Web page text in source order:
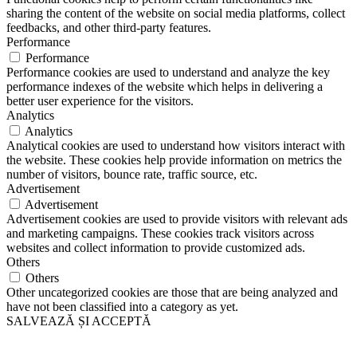
sharing the content of the website on social media platforms, collect
feedbacks, and other third-party features.
Performance
Performance
Performance cookies are used to understand and analyze the key
performance indexes of the website which helps in delivering a
better user experience for the visitors.
Analytics
Analytics
Analytical cookies are used to understand how visitors interact with
the website. These cookies help provide information on metrics the
number of visitors, bounce rate, traffic source, etc.
Advertisement
Advertisement
Advertisement cookies are used to provide visitors with relevant ads
and marketing campaigns. These cookies track visitors across
websites and collect information to provide customized ads.
Others
Others
Other uncategorized cookies are those that are being analyzed and
have not been classified into a category as yet.
SALVEAZĂ ȘI ACCEPTĂ